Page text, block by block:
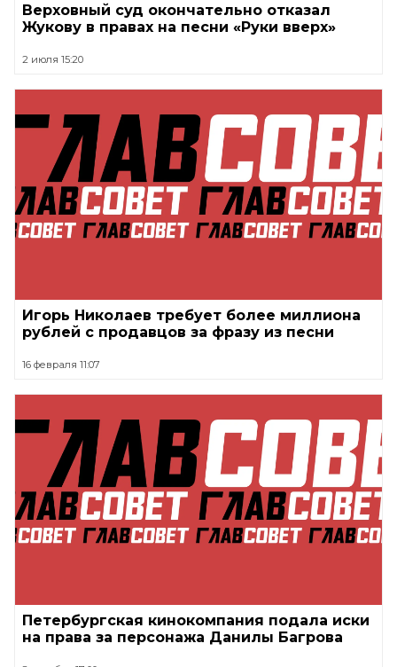
Верховный суд окончательно отказал
Жукову в правах на песни «Руки вверх»
2 июля 15:20
Игорь Николаев требует более миллиона
рублей с продавцов за фразу из песни
16 февраля 11:07
Петербургская кинокомпания подала иски
на права за персонажа Данилы Багрова